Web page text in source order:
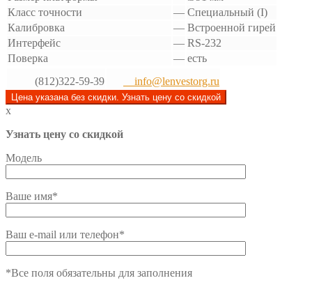
Класс точности
— Специальный (I)
Калибровка
— Встроенной гирей
Интерфейс
— RS-232
Поверка
— есть
(812)322-59-39
info@lenvestorg.ru
Цена указана без скидки. Узнать цену со скидкой
x
Узнать цену со скидкой
Модель
Ваше имя*
Ваш e-mail или телефон*
*Все поля обязательны для заполнения